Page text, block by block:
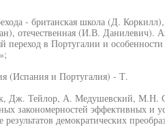
- британская школа (Д.
отечественная (И.В. Данилевич).
в Португалии и особенности
(Испания и Португалия) - Т.
Дж. Тейлор, А. Медушевский, М.Н.
закономерностей эффективных и
демократических